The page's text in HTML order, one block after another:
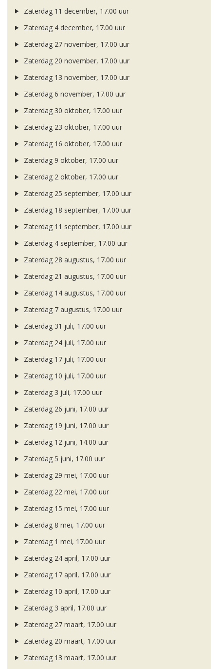
Zaterdag 11 december, 17.00 uur
Zaterdag 4 december, 17.00 uur
Zaterdag 27 november, 17.00 uur
Zaterdag 20 november, 17.00 uur
Zaterdag 13 november, 17.00 uur
Zaterdag 6 november, 17.00 uur
Zaterdag 30 oktober, 17.00 uur
Zaterdag 23 oktober, 17.00 uur
Zaterdag 16 oktober, 17.00 uur
Zaterdag 9 oktober, 17.00 uur
Zaterdag 2 oktober, 17.00 uur
Zaterdag 25 september, 17.00 uur
Zaterdag 18 september, 17.00 uur
Zaterdag 11 september, 17.00 uur
Zaterdag 4 september, 17.00 uur
Zaterdag 28 augustus, 17.00 uur
Zaterdag 21 augustus, 17.00 uur
Zaterdag 14 augustus, 17.00 uur
Zaterdag 7 augustus, 17.00 uur
Zaterdag 31 juli, 17.00 uur
Zaterdag 24 juli, 17.00 uur
Zaterdag 17 juli, 17.00 uur
Zaterdag 10 juli, 17.00 uur
Zaterdag 3 juli, 17.00 uur
Zaterdag 26 juni, 17.00 uur
Zaterdag 19 juni, 17.00 uur
Zaterdag 12 juni, 14.00 uur
Zaterdag 5 juni, 17.00 uur
Zaterdag 29 mei, 17.00 uur
Zaterdag 22 mei, 17.00 uur
Zaterdag 15 mei, 17.00 uur
Zaterdag 8 mei, 17.00 uur
Zaterdag 1 mei, 17.00 uur
Zaterdag 24 april, 17.00 uur
Zaterdag 17 april, 17.00 uur
Zaterdag 10 april, 17.00 uur
Zaterdag 3 april, 17.00 uur
Zaterdag 27 maart, 17.00 uur
Zaterdag 20 maart, 17.00 uur
Zaterdag 13 maart, 17.00 uur